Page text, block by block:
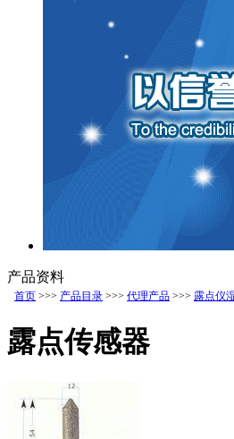
产品资料
首页 >>> 产品目录 >>> 代理产品 >>> 露点仪
露点传感器